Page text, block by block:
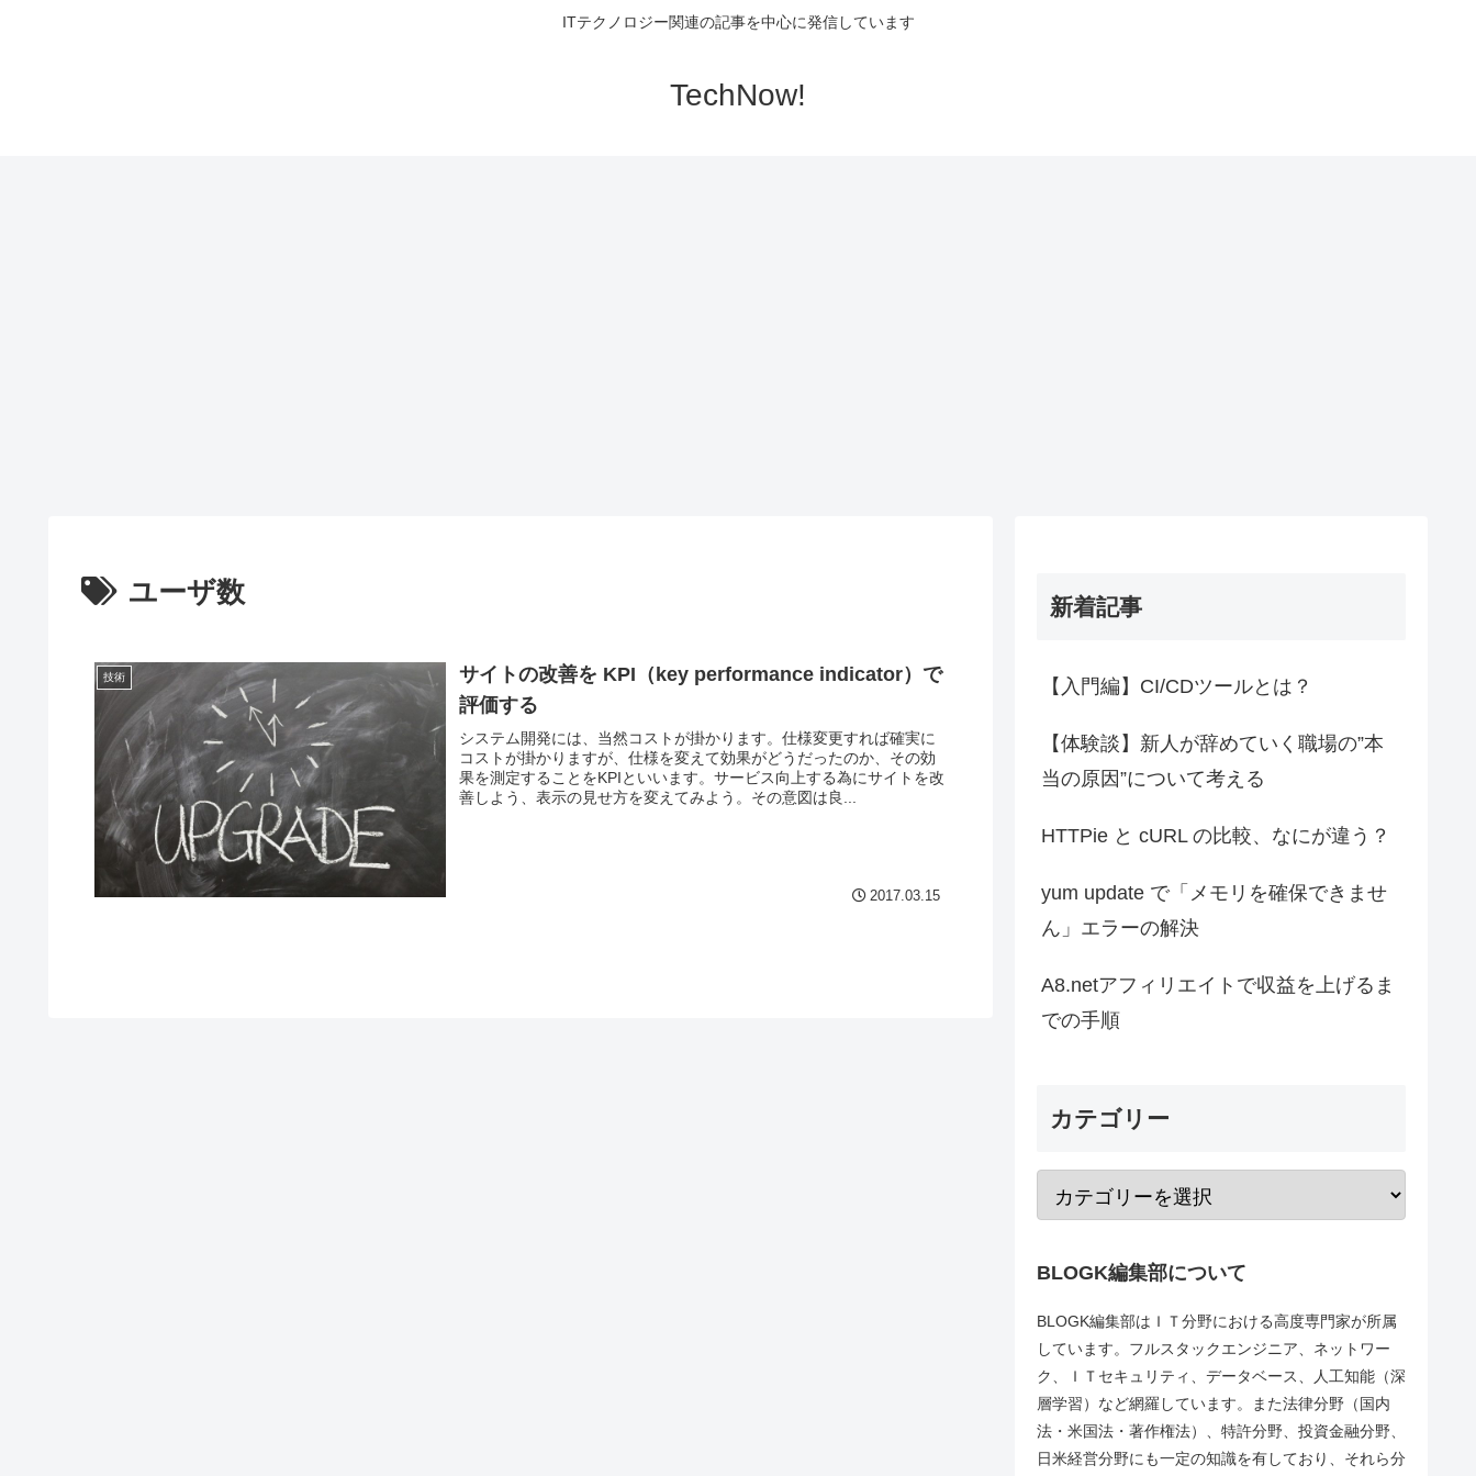
ITテクノロジー関連の記事を中心に発信しています
TechNow!
ユーザ数
技術
サイトの改善を KPI（key performance indicator）で
評価する
システム開発には、当然コストが掛かります。仕様変更すれば確実に
コストが掛かりますが、仕様を変えて効果がどうだったのか、その効
果を測定することをKPIといいます。サービス向上する為にサイトを改
善しよう、表示の見せ方を変えてみよう。その意図は良...
2017.03.15
新着記事
【入門編】CI/CDツールとは？
【体験談】新人が辞めていく職場の”本
当の原因”について考える
HTTPie と cURL の比較、なにが違う？
yum update で「メモリを確保できませ
ん」エラーの解決
A8.netアフィリエイトで収益を上げるま
での手順
カテゴリー
BLOGK編集部について
BLOGK編集部はＩＴ分野における高度専門家が所属
しています。フルスタックエンジニア、ネットワー
ク、ＩＴセキュリティ、データベース、人工知能（深
層学習）など網羅しています。また法律分野（国内
法・米国法・著作権法）、特許分野、投資金融分野、
日米経営分野にも一定の知識を有しており、それら分